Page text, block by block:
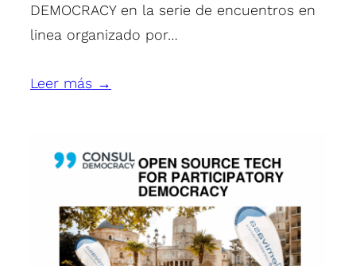
DEMOCRACY en la serie de encuentros en
linea organizado por…
Leer más →